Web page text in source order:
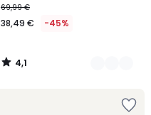
69,99 €
38,49 € -45%
4,1
/